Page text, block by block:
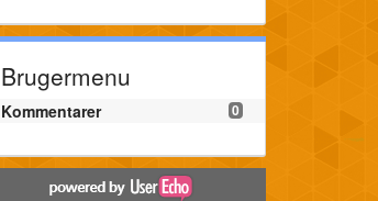
Brugermenu
0
Kommentarer